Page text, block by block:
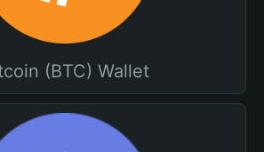
(BTC) Wallet